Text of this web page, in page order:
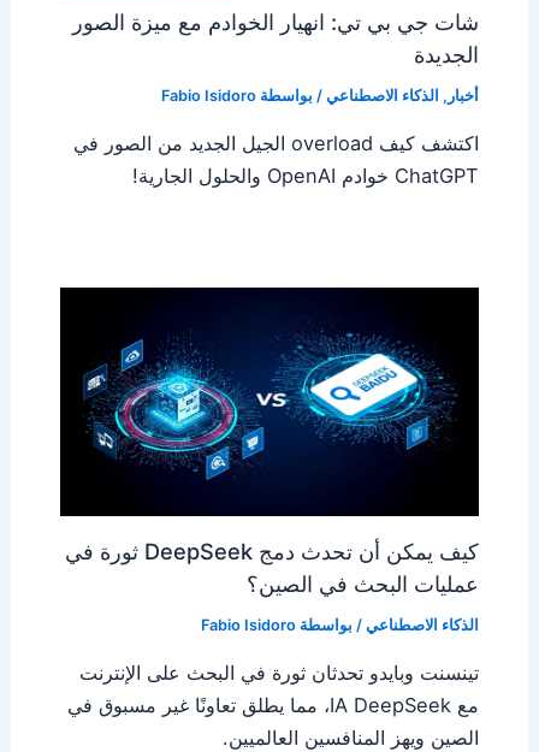
شات جي بي تي: انهيار الخوادم مع ميزة الصور
الجديدة
أخبار , الذكاء الاصطناعي/ بواسطة Fabio Isidoro
اكتشف كيف overload الجيل الجديد من الصور في
ChatGPT خوادم OpenAI والحلول الجارية!
كيف يمكن أن تحدث دمج DeepSeek ثورة في
عمليات البحث في الصين؟
الذكاء الاصطناعي/ بواسطة Fabio Isidoro
تينسنت وبايدو تحدثان ثورة في البحث على الإنترنت
مع IA DeepSeek، مما يطلق تعاونًا غير مسبوق في
الصين ويهز المنافسين العالميين.